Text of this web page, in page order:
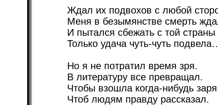
Ждал их подвохов с любой
Меня в безымянстве смерть
И пытался сбежать с той страны
Только удача чуть-чуть
Но я не потратил время зря.
В литературу все превращал.
Чтобы взошла когда-нибудь
Чтоб людям правду рассказал.